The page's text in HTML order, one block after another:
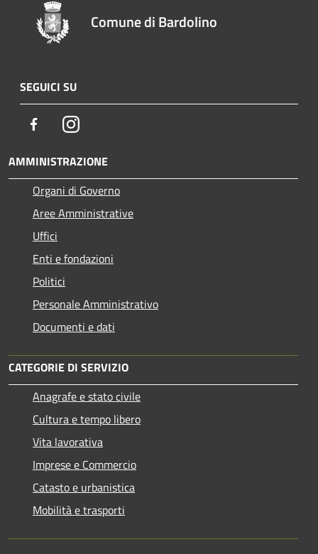
Comune di Bardolino
SEGUICI SU
FacebookInstagram
AMMINISTRAZIONE
Organi di Governo
Aree Amministrative
Uffici
Enti e fondazioni
Politici
Personale Amministrativo
Documenti e dati
CATEGORIE DI SERVIZIO
Anagrafe e stato civile
Cultura e tempo libero
Vita lavorativa
Imprese e Commercio
Catasto e urbanistica
Mobilità e trasporti